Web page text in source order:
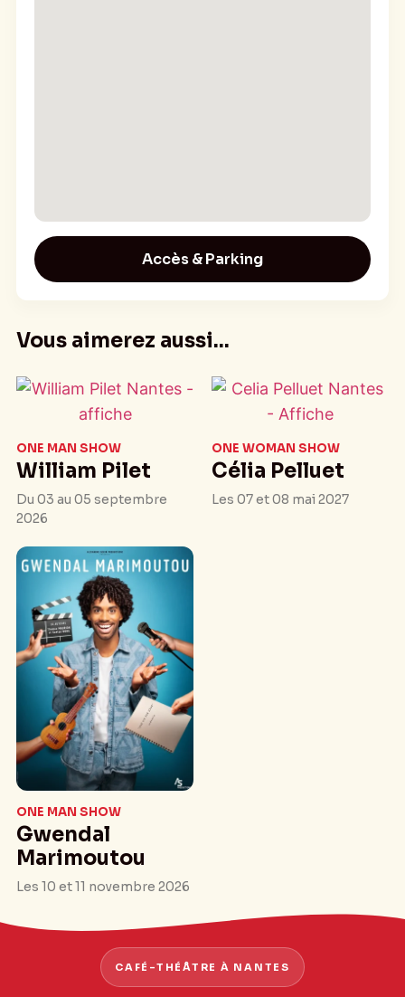
Accès & Parking
Vous aimerez aussi...
ONE MAN SHOW
William Pilet
Du 03 au 05 septembre
2026
ONE WOMAN SHOW
Célia Pelluet
Les 07 et 08 mai 2027
ONE MAN SHOW
Gwendal
Marimoutou
Les 10 et 11 novembre 2026
CAFÉ-THÉÂTRE À NANTES